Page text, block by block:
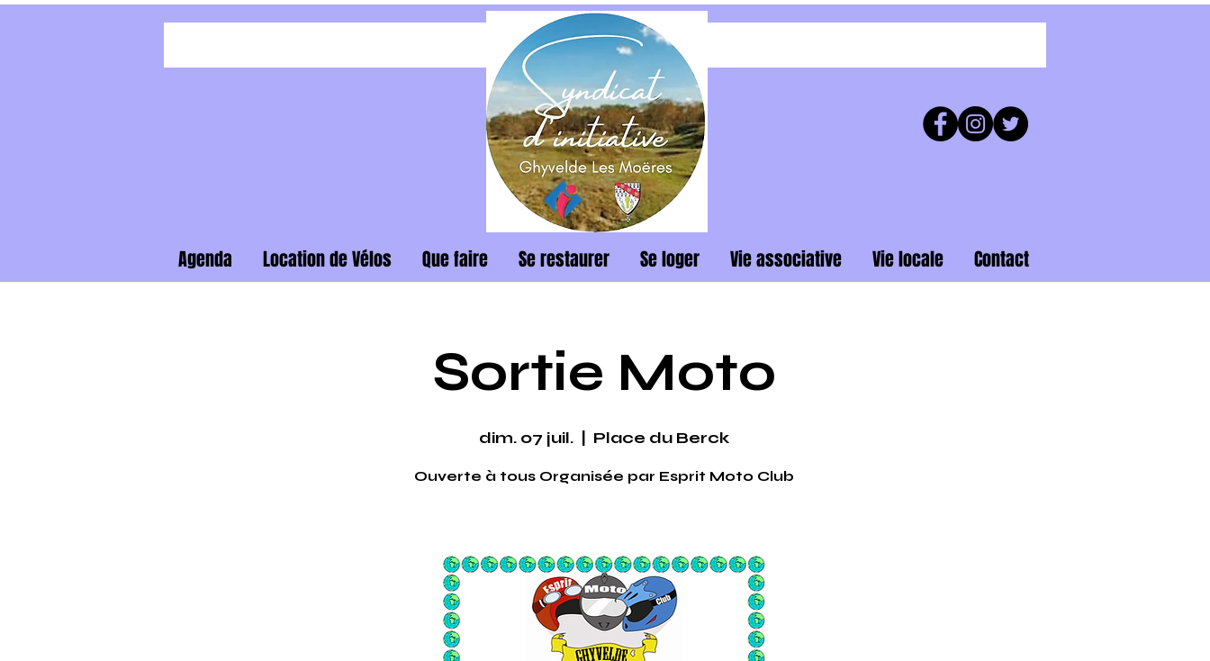
Agenda Location de Vélos Que faire Se restaurer Se loger Vie associative Vie locale Contact
Sortie Moto
dim. 07 juil. Place du Berck
Ouverte à tous Organisée par Esprit Moto Club